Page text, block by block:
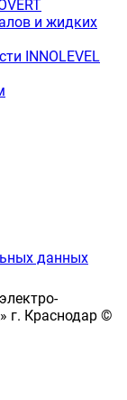
и жидких
INNOLEVEL
данных
г. Краснодар ©